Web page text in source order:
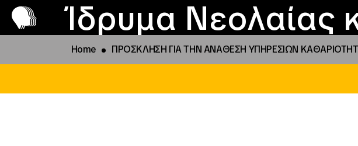
Ίδρυμα Νεολαίας
Το
Home ΠΡΟΣΚΛΗΣΗ ΓΙΑ ΤΗΝ ΑΝΑΘΕΣΗ ΥΠΗΡΕΣΙΩΝ